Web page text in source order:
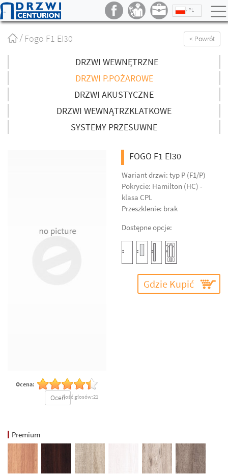
PL
StronaFogo F1 EI30 < Powrót
DRZWI WEWNĘTRZNE
DRZWI P.POŻAROWE
DRZWI AKUSTYCZNE
DRZWI WEWNĄTRZKLATKOWE
SYSTEMY PRZESUWNE
Ocena:
Ilość głosów:21
Oceń
FOGO F1 EI30
Wariant drzwi: typ P (F1/P)
Pokrycie: Hamilton (HC) -
klasa CPL
Przeszklenie: brak
Dostępne opcje:
Gdzie Kupić
Premium